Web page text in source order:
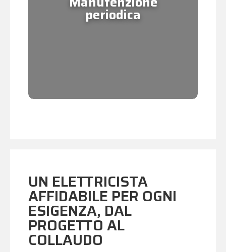
periodica
mantenere gli impianti a
norma, sicuri e performanti nel
UN ELETTRICISTA
AFFIDABILE PER OGNI
ESIGENZA, DAL
PROGETTO AL
COLLAUDO